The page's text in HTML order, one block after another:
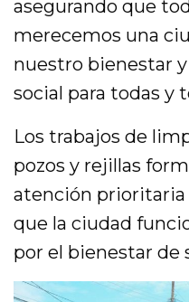
asegurando que
merecemos una
nuestro bienestar
social para todas y
Los trabajos de
pozos y rejillas
atención prioritaria
que la ciudad
por el bienestar de